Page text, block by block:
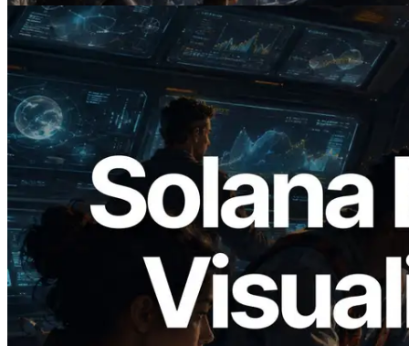
2026.05.24
Validators Solutions 发布 Solana Block
Analyzer — 以 slot 为单位可视化区块生
成时间与对应验证者